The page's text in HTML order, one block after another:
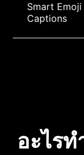
Smart Emoji
Captions
อะไร